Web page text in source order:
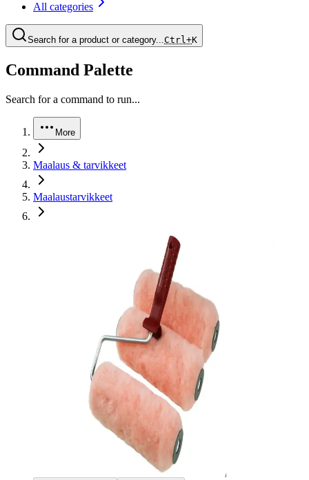
All categories
Search for a product or category...Ctrl+K
Command Palette
Search for a command to run...
More
Maalaus & tarvikkeet
Maalaustarvikkeet